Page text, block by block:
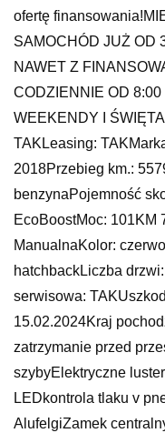
ofertę
SAMOCHÓD JUŻ OD
NAWET Z
CODZIENNIE OD
WEEKENDY I
TAKLeasing:
2018Przebieg km.:
benzynaPojemność
EcoBoostMoc: 101KM
ManualnaKolor:
hatchbackLiczba
serwisowa:
15.02.2024Kraj
zatrzymanie przed
szybyElektryczne
LEDkontrola tlaku v
AlufelgiZamek